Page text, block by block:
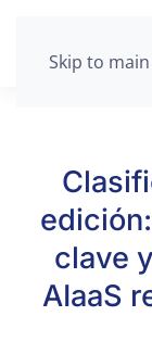
Skip to
clave
AIaaS